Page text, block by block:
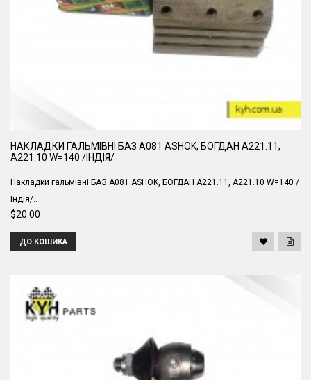
НАКЛАДКИ ГАЛЬМІВНІ БАЗ А081 ASHOK, БОГДАН А221.11,
А221.10 W=140 /ІНДІЯ/
Накладки гальмівні БАЗ А081 ASHOK, БОГДАН А221.11, А221.10 W=140 /
Індія/..
$20.00
ДО КОШИКА